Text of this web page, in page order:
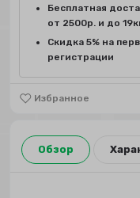
Избранное
Бесплатная
от 2500р. и до
Скидка 5% на
регистрации
Обзор